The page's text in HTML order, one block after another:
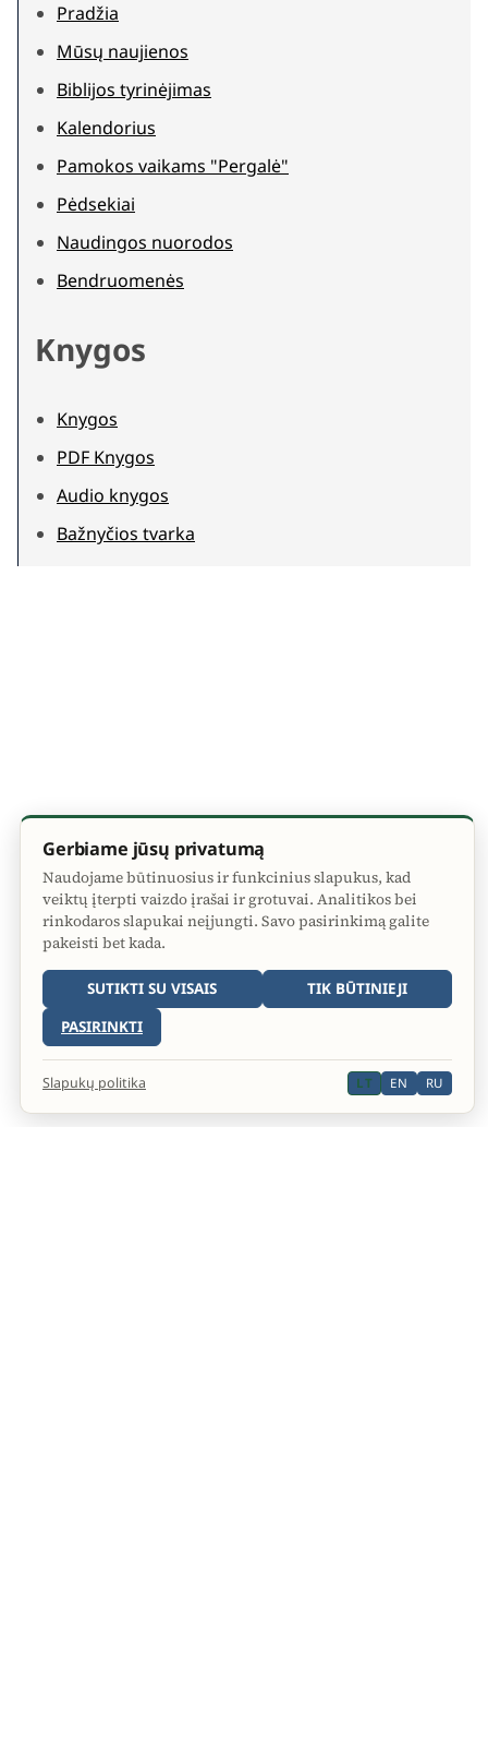
Pradžia
Mūsų naujienos
Biblijos tyrinėjimas
Kalendorius
Pamokos vaikams "Pergalė"
Pėdsekiai
Naudingos nuorodos
Bendruomenės
Knygos
Knygos
PDF Knygos
Audio knygos
Bažnyčios tvarka
Gerbiame jūsų privatumą
Naudojame būtinuosius ir funkcinius slapukus, kad
veiktų įterpti vaizdo įrašai ir grotuvai. Analitikos bei
rinkodaros slapukai neįjungti. Savo pasirinkimą galite
pakeisti bet kada.
SUTIKTI SU VISAIS
TIK BŪTINIEJI
PASIRINKTI
Slapukų politika LT EN RU